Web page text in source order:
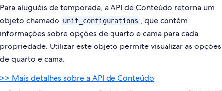
Para aluguéis de temporada, a API de Conteúdo retorna um
objeto chamado unit_configurations , que contém
informações sobre opções de quarto e cama para cada
propriedade. Utilizar este objeto permite visualizar as opções
de quarto e cama.
>> Mais detalhes sobre a API de Conteúdo